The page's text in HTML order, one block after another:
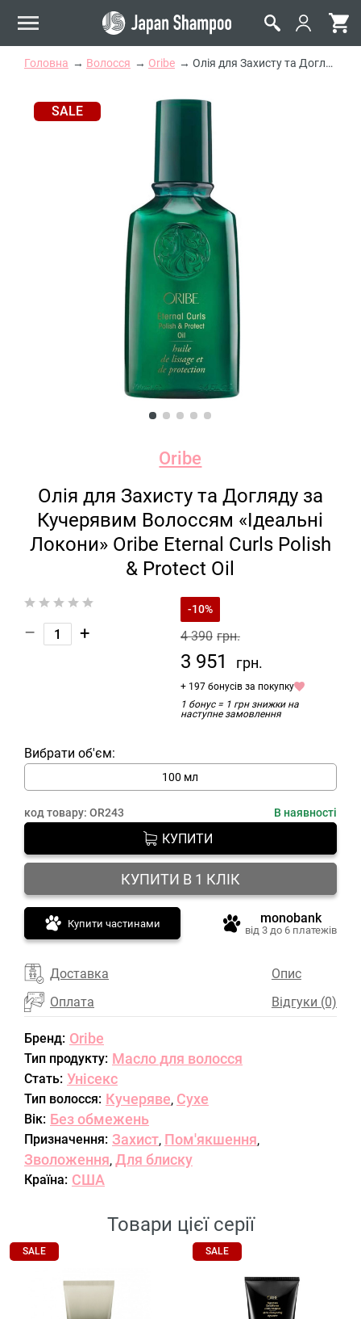
Головна Волосся Oribe Олія для Захисту та Догляду за Кучерявим Волоссям «Ідеальні Локони» Oribe Eternal Curls Polish &amp; Protect Oil
SALE
Oribe
Олія для Захисту та Догляду за
Кучерявим Волоссям «Ідеальні
Локони» Oribe Eternal Curls Polish
& Protect Oil
– +
-10%
4 390 грн.
3 951 грн.
+ 197 бонусів за покупку
1 бонус = 1 грн знижки на
наступне замовлення
Вибрати об'єм:
100 мл
код товару: OR243 В наявності
КУПИТИ
КУПИТИ В 1 КЛІК
Купити частинами monobank
від 3 до 6 платежів
Доставка
Оплата
Опис
Відгуки (0)
Бренд: Oribe
Тип продукту: Масло для волосся
Стать: Унісекс
Тип волосся: Кучеряве, Сухе
Вік: Без обмежень
Призначення: Захист, Пом'якшення,
Зволоження, Для блиску
Країна: США
Товари цієї серії
SALE SALE